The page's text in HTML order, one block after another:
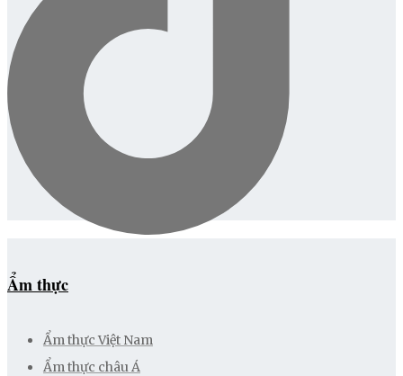
Ẩm thực
Ẩm thực Việt Nam
Ẩm thực châu Á